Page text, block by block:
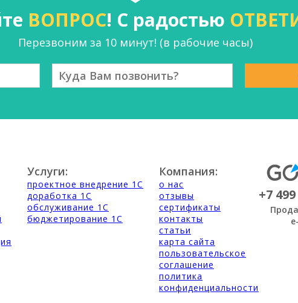
ВОПРОС! С радостью
Перезвоним за 10 минут! (в рабочие часы)
Услуги:
проектное внедрение 1С
доработка 1С
обслуживание 1С
бюджетирование 1С
Компания:
о нас
отзывы
сертификаты
контакты
статьи
карта сайта
пользовательское
соглашение
политика
конфиденциальности
+7 499